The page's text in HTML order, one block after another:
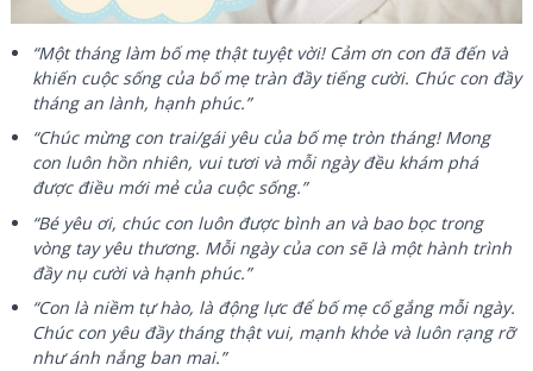
“Một tháng làm bố mẹ thật tuyệt vời! Cảm ơn con đã đến và
khiến cuộc sống của bố mẹ tràn đầy tiếng cười. Chúc con đầy
tháng an lành, hạnh phúc.”
“Chúc mừng con trai/gái yêu của bố mẹ tròn tháng! Mong
con luôn hồn nhiên, vui tươi và mỗi ngày đều khám phá
được điều mới mẻ của cuộc sống.”
“Bé yêu ơi, chúc con luôn được bình an và bao bọc trong
vòng tay yêu thương. Mỗi ngày của con sẽ là một hành trình
đầy nụ cười và hạnh phúc.”
“Con là niềm tự hào, là động lực để bố mẹ cố gắng mỗi ngày.
Chúc con yêu đầy tháng thật vui, mạnh khỏe và luôn rạng rỡ
như ánh nắng ban mai.”